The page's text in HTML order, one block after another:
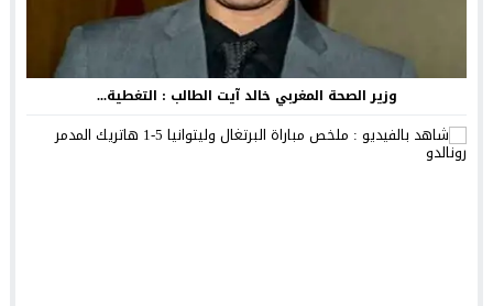
وزير الصحة المغربي خالد آيت الطالب : التغطية...